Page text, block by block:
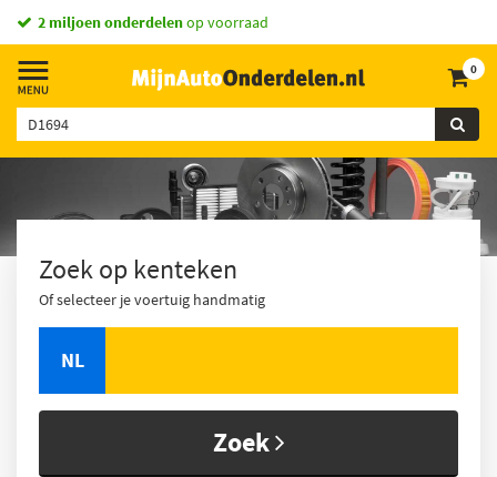
2 miljoen onderdelenop voorraad
0
Zoek op kenteken
Of selecteer je voertuig handmatig
NL
Zoek